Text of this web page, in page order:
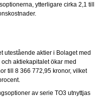
ytterligare cirka 2,1 till
utestående aktier i Bolaget med
aktiekapitalet ökar med
till 8 366 772,95 kronor, vilket
av serie TO3 utnyttjas